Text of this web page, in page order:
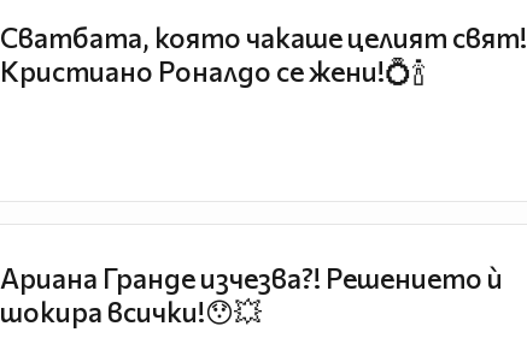
Сватбата, която чакаше целият свят!
Кристиано Роналдо се жени!💍🍾
Ариана Гранде изчезва?! Решението ѝ
шокира всички!😯💥